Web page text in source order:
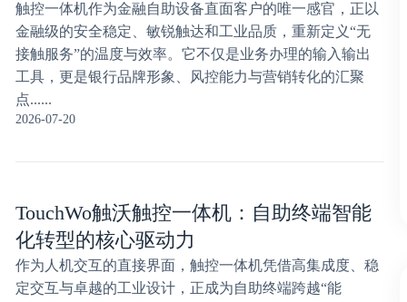
触控一体机作为金融自助设备直面客户的唯一感官，正以
金融级的安全稳定、敏锐触达和工业品质，重新定义“无
接触服务”的温度与效率。它不仅是业务办理的输入输出
工具，更是银行品牌形象、风控能力与营销转化的汇聚
点......
2026-07-20
TouchWo触沃触控一体机：自助终端智能
化转型的核心驱动力
作为人机交互的直接界面，触控一体机凭借高集成度、稳
定交互与卓越的工业设计，正成为自助终端跨越“能